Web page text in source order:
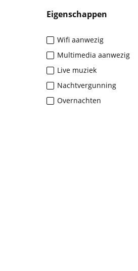
Eigenschappen
Wifi aanwezig
Multimedia aanwezig
Live muziek
Nachtvergunning
Overnachten